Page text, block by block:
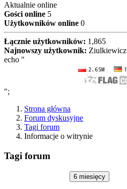
Aktualnie online
Gości online 5
Użytkowników online 0
Łącznie użytkowników: 1,865
Najnowszy użytkownik: Ziulkiewicz
echo "
";
Strona główna
Forum dyskusyjne
Tagi forum
Informacje o witrynie
Tagi forum
6 miesięcy